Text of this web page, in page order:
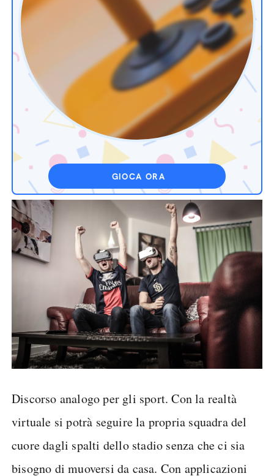
GIOCA ORA
Discorso analogo per gli sport. Con la realtà
virtuale si potrà seguire la propria squadra del
cuore dagli spalti dello stadio senza che ci sia
bisogno di muoversi da casa. Con applicazioni